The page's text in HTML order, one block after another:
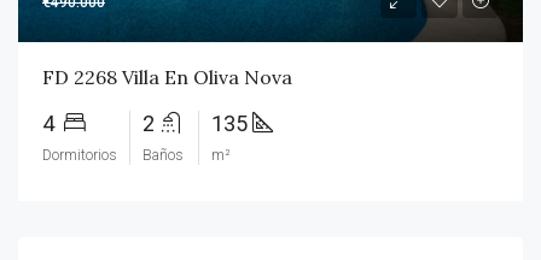
FD 2268 Villa En Oliva Nova
4
Dormitorios
2
Baños
135
m²